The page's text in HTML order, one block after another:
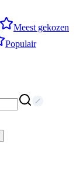
Meest gekozen
Populair